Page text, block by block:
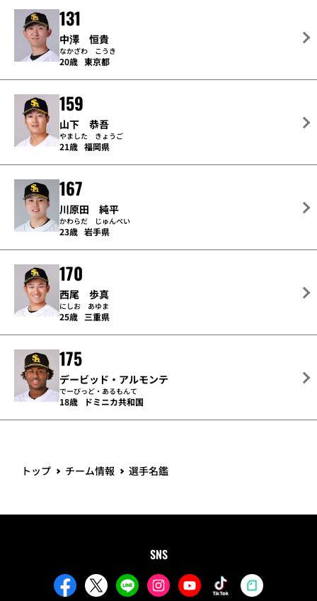
131
中澤 恒貴
なかざわ こうき
20歳 東京都
159
山下 恭吾
やました きょうご
21歳 福岡県
167
川原田 純平
かわらだ じゅんぺい
23歳 岩手県
170
西尾 歩真
にしお あゆま
25歳 三重県
175
デービッド・アルモンテ
でーびっど・あるもんて
18歳 ドミニカ共和国
トップ チーム情報 選手名鑑
SNS